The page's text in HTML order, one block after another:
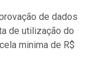
de dados
de utilização do
minima de R$